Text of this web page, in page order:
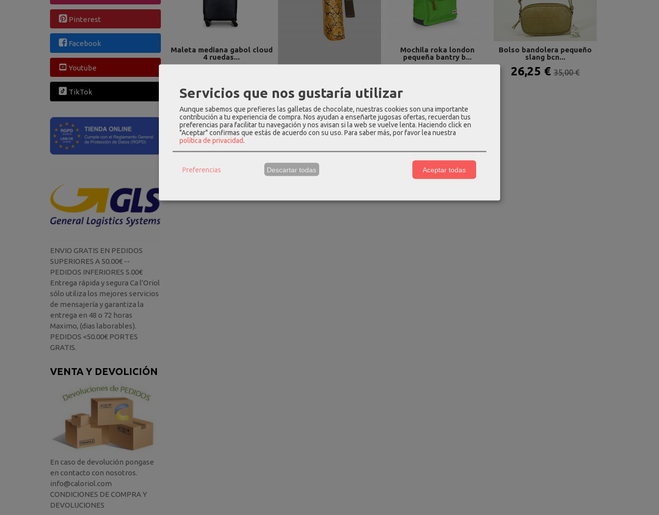
Pinterest
Facebook
Youtube
TikTok
ENVIO GRATIS EN PEDIDOS
SUPERIORES A 50.00€ --
PEDIDOS INFERIORES 5.00€
Entrega rápida y segura Ca l'Oriol
sólo utiliza los mejores servicios
de mensajería y garantiza la
entrega en 48 o 72 horas
Maximo, (dias laborables).
PEDIDOS <50.00€ PORTES
GRATIS.
VENTA Y DEVOLICIÓN
En caso de devolución pongase
en contacto con nosotros.
info@caloriol.com
CONDICIONES DE COMPRA Y
DEVOLUCIONES
Maleta mediana gabol cloud
4 ruedas...
manual...
24,80 €31,00 €
Mochila roka london
pequeña bantry b...
Bolso bandolera pequeño
slang bcn...
26,25 € 35,00 €
Servicios que nos gustaría utilizar
Aunque sabemos que prefieres las galletas de chocolate, nuestras cookies son una importante
contribución a tu experiencia de compra. Nos ayudan a enseñarte jugosas ofertas, recuerdan tus
preferencias para facilitar tu navegación y nos avisan si la web se vuelve lenta. Haciendo click en
"Aceptar" confirmas que estás de acuerdo con su uso. Para saber más, por favor lea nuestra
política de privacidad.
Preferencias Descartar todas Aceptar todas